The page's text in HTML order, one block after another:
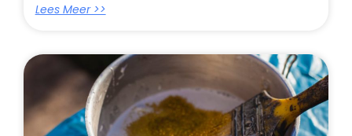
Lees Meer >>